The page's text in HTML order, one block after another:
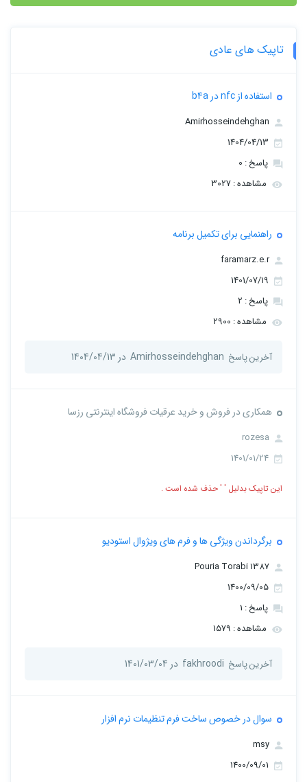
تاپیک های عادی
استفاده از nfc در b4a
پاسخ : 0
مشاهده : 3027
راهنمایی برای تکمیل برنامه
faramarz.e.r
پاسخ : 2
مشاهده : 2900
آخرین پاسخ Amirhosseindehghan در 1404/04/13
همکاری در فروش و خرید عرقیات فروشگاه اینترنتی رزسا
این تاپیک بدلیل ' ' حذف شده است .
برگرداندن ویژگی ها و فرم های ویژوال استودیو
پاسخ : 1
مشاهده : 1579
آخرین پاسخ fakhroodi در 1401/03/04
سوال در خصوص ساخت فرم تنظیمات نرم افزار